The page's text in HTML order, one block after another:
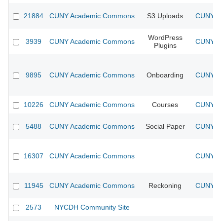
21884 CUNY Academic Commons S3 Uploads CUNY
3939 CUNY Academic Commons
WordPress
Plugins
CUNY
9895 CUNY Academic Commons Onboarding CUNY
10226 CUNY Academic Commons Courses CUNY
5488 CUNY Academic Commons Social Paper CUNY
16307 CUNY Academic Commons CUNY
11945 CUNY Academic Commons Reckoning CUNY
2573 NYCDH Community Site